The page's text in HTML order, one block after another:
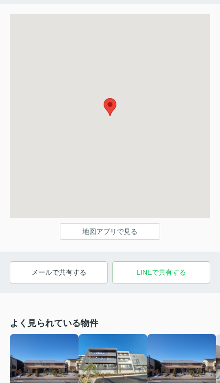
地図アプリで見る
メールで共有する LINEで共有する
よく見られている物件